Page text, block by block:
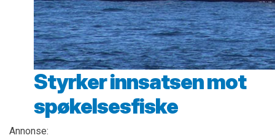
Styrker innsatsen mot
spøkelsesfiske
Annonse: